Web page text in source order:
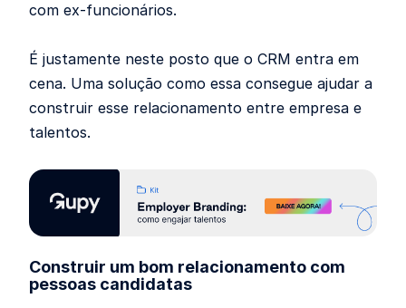
com ex-funcionários.
É justamente neste posto que o CRM entra em
cena. Uma solução como essa consegue ajudar a
construir esse relacionamento entre empresa e
talentos.
Construir um bom relacionamento com
pessoas candidatas